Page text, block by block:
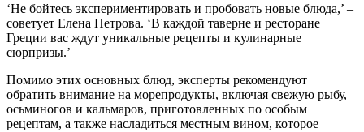
‘Не бойтесь экспериментировать и пробовать новые блюда,’ –
советует Елена Петрова. ‘В каждой таверне и ресторане
Греции вас ждут уникальные рецепты и кулинарные
сюрпризы.’
Помимо этих основных блюд, эксперты рекомендуют
обратить внимание на морепродукты, включая свежую рыбу,
осьминогов и кальмаров, приготовленных по особым
рецептам, а также насладиться местным вином, которое